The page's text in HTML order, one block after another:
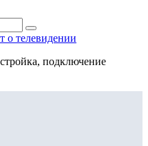
о телевидении
подключение